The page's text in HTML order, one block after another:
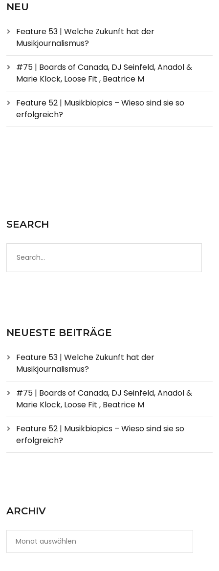
NEU
Feature 53 | Welche Zukunft hat der
Musikjournalismus?
#75 | Boards of Canada, DJ Seinfeld, Anadol &
Marie Klock, Loose Fit , Beatrice M
Feature 52 | Musikbiopics – Wieso sind sie so
erfolgreich?
SEARCH
NEUESTE BEITRÄGE
Feature 53 | Welche Zukunft hat der
Musikjournalismus?
#75 | Boards of Canada, DJ Seinfeld, Anadol &
Marie Klock, Loose Fit , Beatrice M
Feature 52 | Musikbiopics – Wieso sind sie so
erfolgreich?
ARCHIV